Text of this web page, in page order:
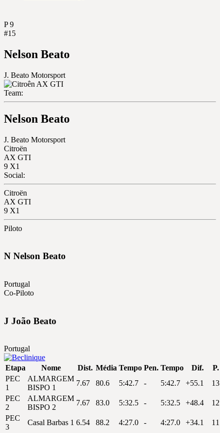
P 9
#15
Nelson Beato
J. Beato Motorsport
Team:
Nelson Beato
J. Beato Motorsport
Citroën
AX GTI
9 X1
Social:
Citroën
AX GTI
9 X1
Piloto
N Nelson Beato
Portugal
Co-Piloto
J João Beato
Portugal
Etapa Nome Dist. Média Tempo Pen. Tempo Dif.
P.
PEC
1
ALMARGEM
BISPO 1
7.67 80.6 5:42.7 - 5:42.7 +55.1
13
PEC
2
ALMARGEM
BISPO 2
7.67 83.0 5:32.5 - 5:32.5 +48.4
12
PEC
3
Casal Barbas 1 6.54 88.2 4:27.0 - 4:27.0 +34.1 11